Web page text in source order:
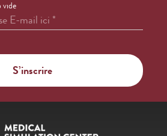
vide
ici*